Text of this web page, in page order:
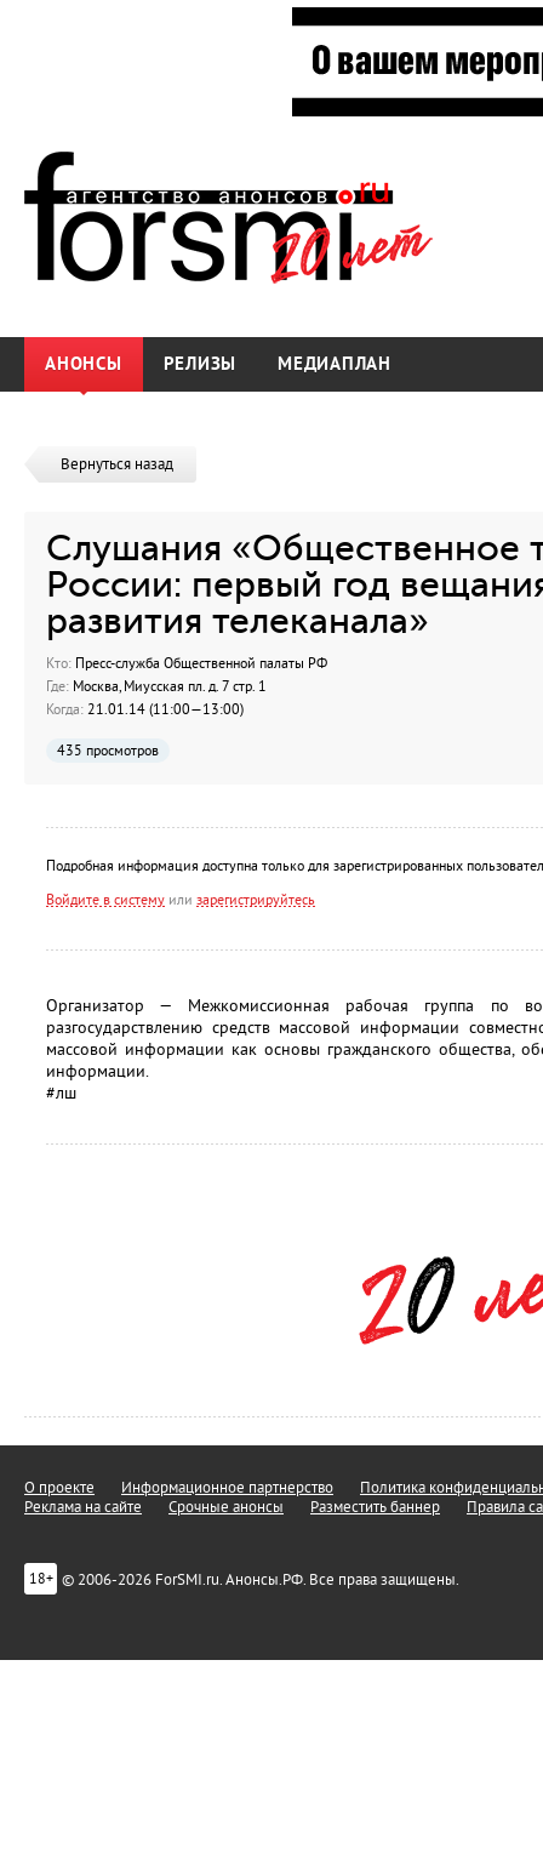
АНОНСЫ РЕЛИЗЫ МЕДИАПЛАН
Вернуться назад
Слушания «Общественное
России: первый год
развития телеканала»
Кто: Пресс-служба Общественной палаты РФ
Где: Москва, Миусская пл. д. 7 стр. 1
Когда: 21.01.14 (11:00—13:00)
435 просмотров
Подробная информация доступна только для зарегистрированных
Войдите в систему или зарегистрируйтесь
Организатор — Межкомиссионная рабочая группа по
разгосударствлению средств массовой информации
массовой информации как основы гражданского общества,
информации.
#лш
О проекте Информационное партнерство
Политика
Реклама на сайте
Срочные анонсы Разместить баннер Правила
18+ © 2006-2026 ForSMI.ru. Анонсы.РФ. Все права защищены.